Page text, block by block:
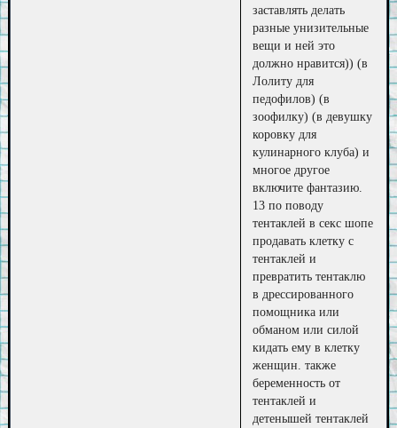
заставлять делать
разные унизительные
вещи и ней это
должно нравится)) (в
Лолиту для
педофилов) (в
зоофилку) (в девушку
коровку для
кулинарного клуба) и
многое другое
включите фантазию.
13 по поводу
тентаклей в секс шопе
продавать клетку с
тентаклей и
превратить тентаклю
в дрессированного
помощника или
обманом или силой
кидать ему в клетку
женщин. также
беременность от
тентаклей и
детенышей тентаклей